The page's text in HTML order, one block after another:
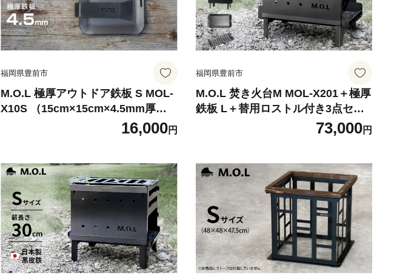
福岡県豊前市
M.O.L 極厚アウトドア鉄板 S MOL-
X10S （15cm×15cm×4.5mm厚／
取手&ヘラ付き／フチ有り）《豊前
市》【ミナト電機工業株式会社】
ドア [VBZ011]
16,000円
福岡県豊前市
M.O.L 焚き火台M MOL-X201＋極厚
鉄板 L＋替用ロストル付き3点セッ
ト 《豊前市》【ミナト電機工業株
式会社】 キャンプ キャンプ用品 ギ
73,000円